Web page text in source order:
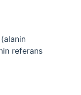
referans